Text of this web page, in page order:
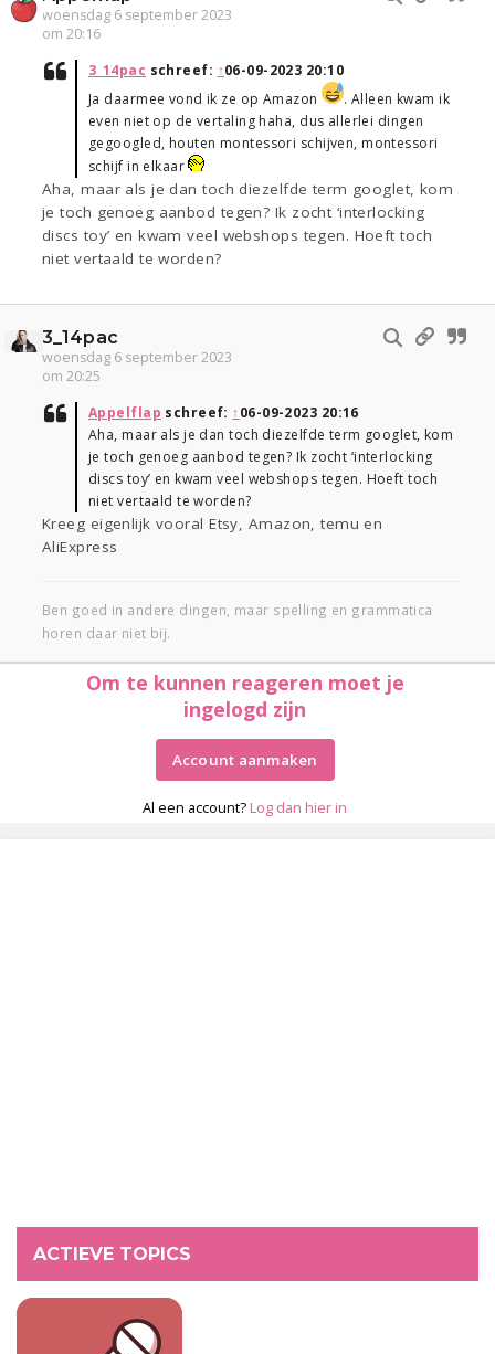
woensdag 6 september 2023
om 20:16
3_14pac schreef: ↑06-09-2023 20:10
Ja daarmee vond ik ze op Amazon
. Alleen kwam ik
even niet op de vertaling haha, dus allerlei dingen
gegoogled, houten montessori schijven, montessori
schijf in elkaar
Aha, maar als je dan toch diezelfde term googlet, kom
je toch genoeg aanbod tegen? Ik zocht ‘interlocking
discs toy’ en kwam veel webshops tegen. Hoeft toch
niet vertaald te worden?
3_14pac
woensdag 6 september 2023
om 20:25
Appelflap schreef: ↑06-09-2023 20:16
Aha, maar als je dan toch diezelfde term googlet, kom
je toch genoeg aanbod tegen? Ik zocht ‘interlocking
discs toy’ en kwam veel webshops tegen. Hoeft toch
niet vertaald te worden?
Kreeg eigenlijk vooral Etsy, Amazon, temu en
AliExpress
Ben goed in andere dingen, maar spelling en grammatica
horen daar niet bij.
Om te kunnen reageren moet je
ingelogd zijn
Account aanmaken
Al een account? Log dan hier in
ACTIEVE TOPICS